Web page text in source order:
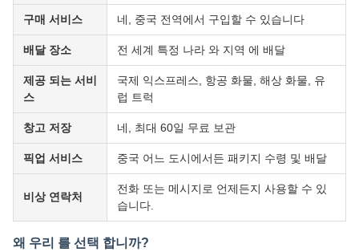
구매 서비스 네, 중국 전역에서 구입할 수 있습니다
배달 장소 전 세계 특정 나라 와 지역 에 배달
제공 되는 서비
스
국제 익스프레스, 항공 화물, 해상 화물, 유
럽 트럭
창고 저장 네, 최대 60일 무료 보관
픽업 서비스 중국 어느 도시에서든 패키지 수령 및 배달
비상 연락처
전화 또는 메시지로 언제든지 사용할 수 있
습니다.
왜 우리 를 선택 합니까?